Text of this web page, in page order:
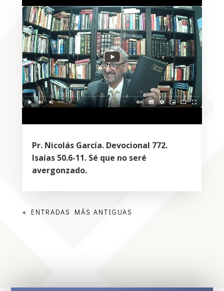
Pr. Nicolás García. Devocional 772.
Isaías 50.6-11. Sé que no seré
avergonzado.
« ENTRADAS MÁS ANTIGUAS